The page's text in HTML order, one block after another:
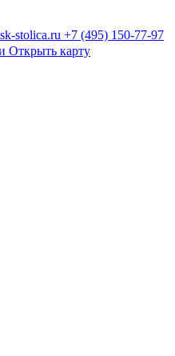
stolica.ru +7 (495) 150-77-97
Открыть карту